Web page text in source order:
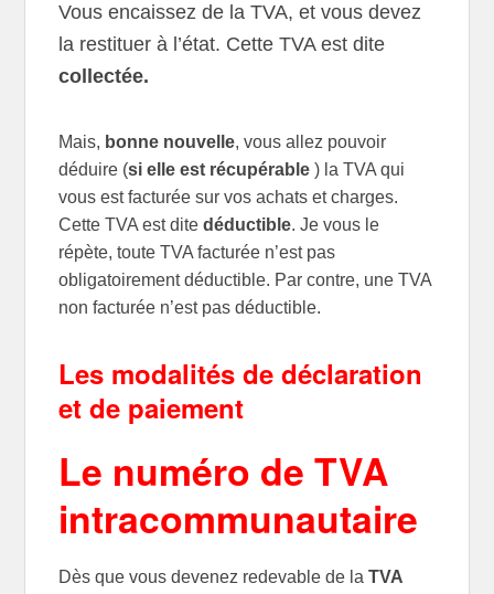
Vous encaissez de la TVA, et vous devez
la restituer à l’état. Cette TVA est dite
collectée.
Mais, bonne nouvelle, vous allez pouvoir
déduire (si elle est récupérable ) la TVA qui
vous est facturée sur vos achats et charges.
Cette TVA est ditedéductible. Je vous le
répète, toute TVA facturée n’est pas
obligatoirement déductible. Par contre, une TVA
non facturée n’est pas déductible.
Les modalités de déclaration
et de paiement
Le numéro de TVA
intracommunautaire
Dès que vous devenez redevable de laTVA